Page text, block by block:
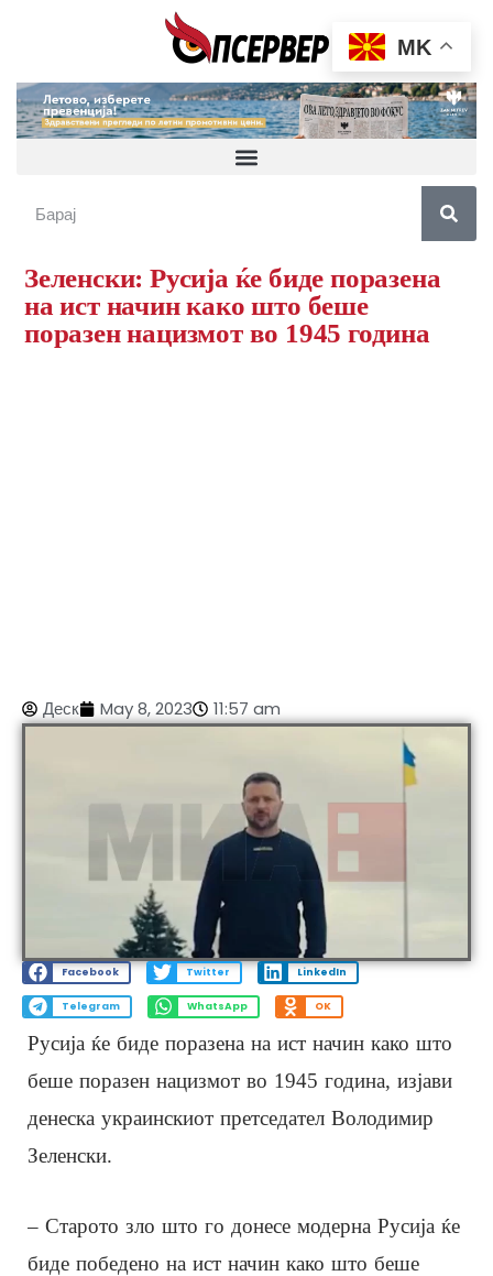
Зеленски: Русија ќе биде поразена
на ист начин како што беше
поразен нацизмот во 1945 година
Деск May 8, 2023 11:57 am
Facebook Twitter LinkedIn
Telegram WhatsApp OK
Русија ќе биде поразена на ист начин како што
беше поразен нацизмот во 1945 година, изјави
денеска украинскиот претседател Володимир
Зеленски.
– Старото зло што го донесе модерна Русија ќе
биде победено на ист начин како што беше
MK